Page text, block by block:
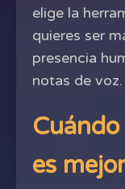
elige la
quieres ser
presencia
notas de voz.
es